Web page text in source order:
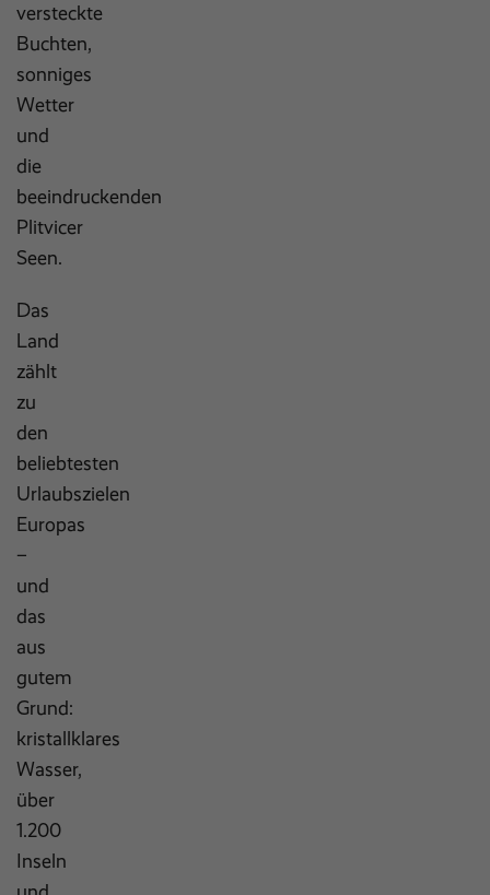
versteckte
Buchten,
sonniges
Wetter
und
die
beeindruckenden
Plitvicer
Seen.
Das
Land
zählt
zu
den
beliebtesten
Urlaubszielen
Europas
–
und
das
aus
gutem
Grund:
kristallklares
Wasser,
über
1.200
Inseln